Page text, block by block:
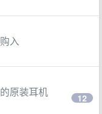
入
原装耳机
12